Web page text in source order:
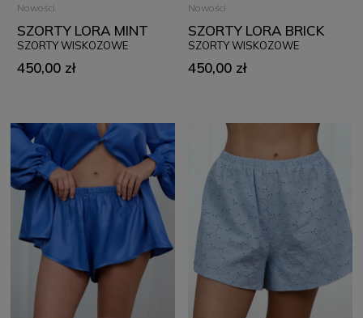
Nowości
SZORTY LORA MINT
SZORTY WISKOZOWE
450,00 zł
Nowości
SZORTY LORA BRICK
SZORTY WISKOZOWE
450,00 zł